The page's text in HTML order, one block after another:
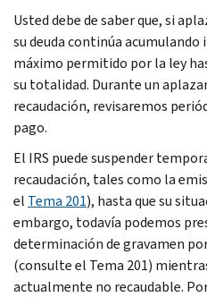
Usted debe de saber que, si
su deuda continúa
máximo permitido por la ley
su totalidad. Durante un
recaudación, revisaremos
pago.
El IRS puede suspender
recaudación, tales como la
el Tema 201), hasta que su
embargo, todavía podemos
determinación de gravamen
(consulte el Tema 201)
actualmente no recaudable.